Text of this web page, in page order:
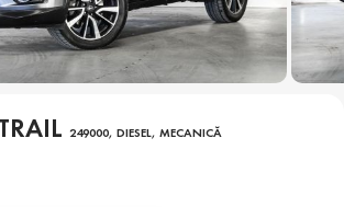
249000, DIESEL, MECANICĂ